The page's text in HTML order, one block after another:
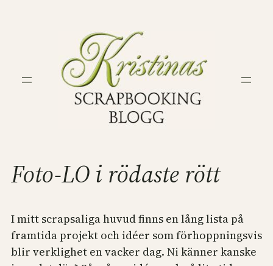
Foto-LO i rödaste rött
I mitt scrapsaliga huvud finns en lång lista på
framtida projekt och idéer som förhoppningsvis
blir verklighet en vacker dag. Ni känner kanske